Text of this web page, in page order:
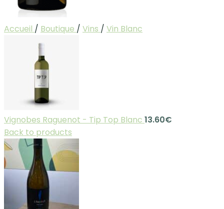
Accueil / Boutique / Vins / Vin Blanc
Vignobes Raguenot - Tip Top Blanc 13.60€
Back to products